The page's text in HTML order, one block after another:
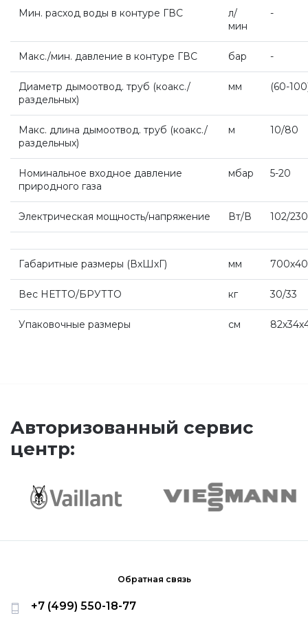
Настенные конденсационные котлы
Напольные конденсационные котлы
Водонагреватели
Ferroli
Котлы Ferroli
Электрические водонагреватели Ferroli
Алюминиевые радиаторы Ferroli
Системы дымоудаления
Мин. расход воды в контуре ГВС
л/
мин
-
Макс./мин. давление в контуре ГВС бар -
Диаметр дымоотвод. труб (коакс./
раздельных)
мм (60-
Макс. длина дымоотвод. труб (коакс./
раздельных)
м 10/80
Номинальное входное давление
природного газа
мбар 5-20
Электрическая мощность/напряжение Вт/В 102/230
Габаритные размеры (ВхШхГ) мм
Вес НЕТТО/БРУТТО кг 30/33
Упаковочные размеры см
Авторизованный сервис
центр:
Обратная связь
+7 (499) 550-18-77